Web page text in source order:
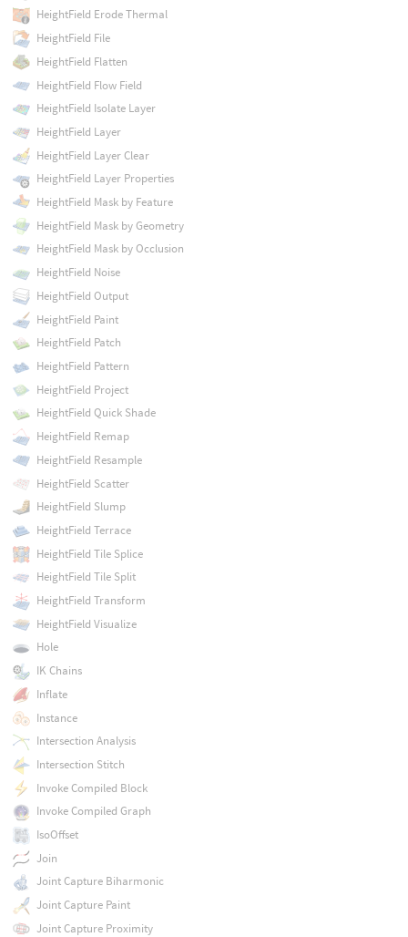
HeightField Erode Thermal
HeightField File
HeightField Flatten
HeightField Flow Field
HeightField Isolate Layer
HeightField Layer
HeightField Layer Clear
HeightField Layer Properties
HeightField Mask by Feature
HeightField Mask by Geometry
HeightField Mask by Occlusion
HeightField Noise
HeightField Output
HeightField Paint
HeightField Patch
HeightField Pattern
HeightField Project
HeightField Quick Shade
HeightField Remap
HeightField Resample
HeightField Scatter
HeightField Slump
HeightField Terrace
HeightField Tile Splice
HeightField Tile Split
HeightField Transform
HeightField Visualize
Hole
IK Chains
Inflate
Instance
Intersection Analysis
Intersection Stitch
Invoke Compiled Block
Invoke Compiled Graph
IsoOffset
Join
Joint Capture Biharmonic
Joint Capture Paint
Joint Capture Proximity